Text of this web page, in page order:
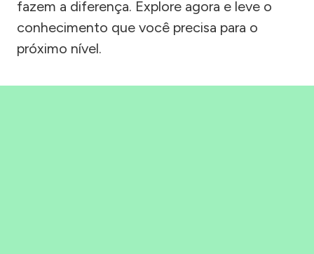
fazem a diferença. Explore agora e leve o
conhecimento que você precisa para o
próximo nível.